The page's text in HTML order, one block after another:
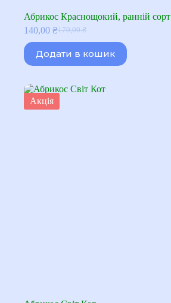
Абрикос Краснощокий, ранній сорт
170,00₴
Оригінальна
ціна:
170,00 ₴.
140,00 ₴Поточна
ціна:
140,00 ₴.
Додати в кошик
Акція